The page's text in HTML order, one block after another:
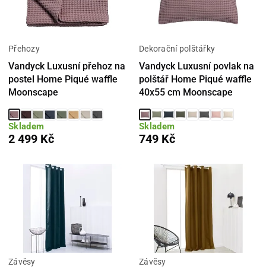
Přehozy
Vandyck Luxusní přehoz na
postel Home Piqué waffle
Moonscape
Skladem
2 499 Kč
Dekorační polštářky
Vandyck Luxusní povlak na
polštář Home Piqué waffle
40x55 cm Moonscape
Skladem
749 Kč
Závěsy Závěsy